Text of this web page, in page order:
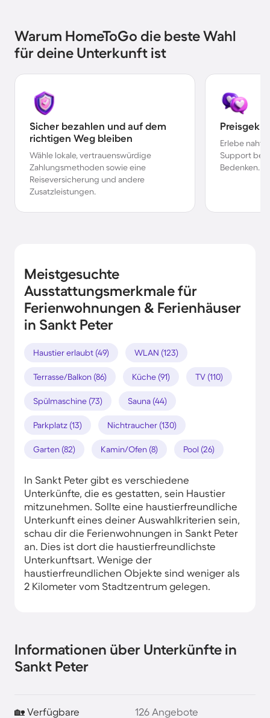
Warum HomeToGo die beste Wahl
für deine Unterkunft ist
Sicher bezahlen und auf dem
richtigen Weg bleiben
Wähle lokale, vertrauenswürdige
Zahlungsmethoden sowie eine
Reiseversicherung und andere
Zusatzleistungen.
Erlebe
Support bei
Bedenken.
Meistgesuchte
Ausstattungsmerkmale für
Ferienwohnungen & Ferienhäuser
in Sankt Peter
Haustier erlaubt (49) WLAN (123)
Terrasse/Balkon (86) Küche (91) TV (110)
Spülmaschine (73) Sauna (44)
Parkplatz (13) Nichtraucher (130)
Garten (82) Kamin/Ofen (8) Pool (26)
In Sankt Peter gibt es verschiedene
Unterkünfte, die es gestatten, sein Haustier
mitzunehmen. Sollte eine haustierfreundliche
Unterkunft eines deiner Auswahlkriterien sein,
schau dir die Ferienwohnungen in Sankt Peter
an. Dies ist dort die haustierfreundlichste
Unterkunftsart. Wenige der
haustierfreundlichen Objekte sind weniger als
2 Kilometer vom Stadtzentrum gelegen.
Informationen über Unterkünfte in
Sankt Peter
🏡 Verfügbare
126 Angebote